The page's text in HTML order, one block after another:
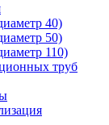
40)
50)
110)
труб